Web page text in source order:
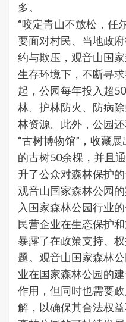
多。
“咬定青山不放松，任
要面对村民、当地政
约与欺压，观音山国
生存环境下，不断寻
起，公园每年投入超
林、护林防火、防病
林资源。此外，公园
“古树博物馆”，收藏
的古树50余棵，并且
升了公众对森林保护的
观音山国家森林公园
入国家森林公园行业
民营企业在生态保护
暴露了在政策支持、
题。观音山国家森林
业在国家森林公园的
作用，但同时也需要
解，以确保其合法权